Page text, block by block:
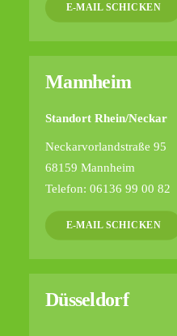
E-MAIL SCHICKEN
Mannheim
Standort Rhein/Neckar
Neckarvorlandstraße 95
68159 Mannheim
Telefon: 06136 99 00 82
E-MAIL SCHICKEN
Düsseldorf